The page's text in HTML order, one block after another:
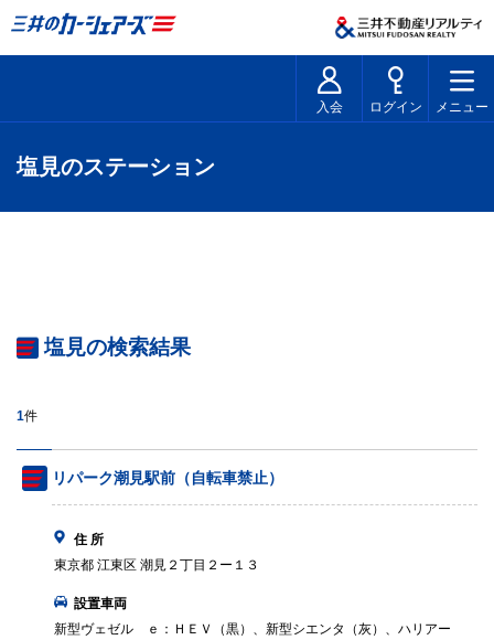
入会 ログイン メニュー
塩見のステーション
塩見の検索結果
1件
リパーク潮見駅前（自転車禁止）
住 所
東京都 江東区 潮見２丁目２ー１３
設置車両
新型ヴェゼル ｅ：ＨＥＶ（黒）、新型シエンタ（灰）、ハリアー